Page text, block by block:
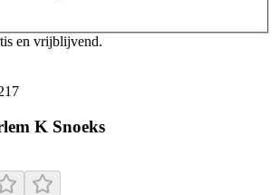
en vrijblijvend.
K Snoeks